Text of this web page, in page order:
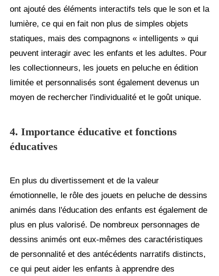
ont ajouté des éléments interactifs tels que le son et la
lumière, ce qui en fait non plus de simples objets
statiques, mais des compagnons « intelligents » qui
peuvent interagir avec les enfants et les adultes. Pour
les collectionneurs, les jouets en peluche en édition
limitée et personnalisés sont également devenus un
moyen de rechercher l'individualité et le goût unique.
4. Importance éducative et fonctions
éducatives
En plus du divertissement et de la valeur
émotionnelle, le rôle des jouets en peluche de dessins
animés dans l'éducation des enfants est également de
plus en plus valorisé. De nombreux personnages de
dessins animés ont eux-mêmes des caractéristiques
de personnalité et des antécédents narratifs distincts,
ce qui peut aider les enfants à apprendre des